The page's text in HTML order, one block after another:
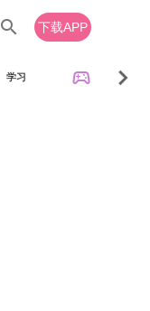
search 下载APP
学习 sports_esports chevron_right